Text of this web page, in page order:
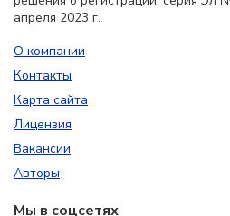
апреля 2023 г.
О компании
Контакты
Карта сайта
Лицензия
Вакансии
Авторы
Мы в соцсетях